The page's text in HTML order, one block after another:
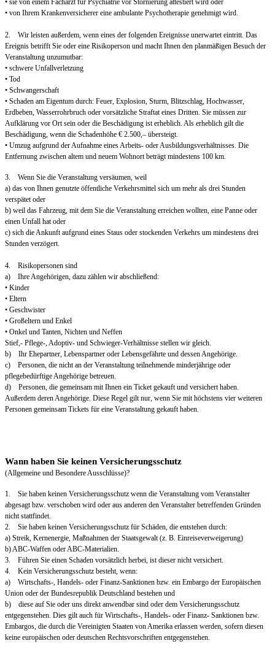
• sie von einem Facharzt für Psychiatrie vor Stornierung attestiert wird oder
• von Ihrem Krankenversicherer eine ambulante Psychotherapie genehmigt wird.
2. Wir leisten außerdem, wenn eines der folgenden Ereignisse unerwartet eintritt. Das
Ereignis betrifft Sie oder eine Risikoperson und macht Ihnen den planmäßigen Besuch der
Veranstaltung unzumutbar:
• schwere Unfallverletzung
• Tod
• Schwangerschaft
• Schaden am Eigentum durch: Feuer, Explosion, Sturm, Blitzschlag, Hochwasser,
Erdbeben, Wasserrohrbruch oder vorsätzliche Straftat eines Dritten. Sie müssen zur
Aufklärung vor Ort sein oder die Beschädigung ist erheblich. Als erheblich gilt die
Beschädigung, wenn die Schadenhöhe € 2.500,– übersteigt.
• Umzug aufgrund der Aufnahme eines Arbeits- oder Ausbildungsverhältnisses. Die
Entfernung zwischen altem und neuem Wohnort beträgt mindestens 100 km.
3. Wenn Sie die Veranstaltung versäumen, weil
a) das von Ihnen genutzte öffentliche Verkehrsmittel sich um mehr als drei Stunden
verspätet oder
b) weil das Fahrzeug, mit dem Sie die Veranstaltung erreichen wollten, eine Panne oder
einen Unfall hat oder
c) sich die Ankunft aufgrund eines Staus oder stockenden Verkehrs um mindestens drei
Stunden verzögert.
4. Risikopersonen sind
a) Ihre Angehörigen, dazu zählen wir abschließend:
• Kinder
• Eltern
• Geschwister
• Großeltern und Enkel
• Onkel und Tanten, Nichten und Neffen
Stief,- Pflege-, Adoptiv- und Schwieger-Verhältnisse stellen wir gleich.
b) Ihr Ehepartner, Lebenspartner oder Lebensgefährte und dessen Angehörige.
c) Personen, die nicht an der Veranstaltung teilnehmende minderjährige oder
pflegebedürftige Angehörige betreuen.
d) Personen, die gemeinsam mit Ihnen ein Ticket gekauft und versichert haben.
Außerdem deren Angehörige. Diese Regel gilt nur, wenn Sie mit höchstens vier weiteren
Personen gemeinsam Tickets für eine Veranstaltung gekauft haben.
Wann haben Sie keinen Versicherungsschutz
(Allgemeine und Besondere Ausschlüsse)?
1. Sie haben keinen Versicherungsschutz wenn die Veranstaltung vom Veranstalter
abgesagt bzw. verschoben wird oder aus anderen den Veranstalter betreffenden Gründen
nicht stattfindet.
2. Sie haben keinen Versicherungsschutz für Schäden, die entstehen durch:
a) Streik, Kernenergie, Maßnahmen der Staatsgewalt (z. B. Einreiseverweigerung)
b) ABC-Waffen oder ABC-Materialien.
3. Führen Sie einen Schaden vorsätzlich herbei, ist dieser nicht versichert.
4. Kein Versicherungsschutz besteht, wenn:
a) Wirtschafts-, Handels- oder Finanz-Sanktionen bzw. ein Embargo der Europäischen
Union oder der Bundesrepublik Deutschland bestehen und
b) diese auf Sie oder uns direkt anwendbar sind oder dem Versicherungsschutz
entgegenstehen. Dies gilt auch für Wirtschafts-, Handels- oder Finanz- Sanktionen bzw.
Embargos, die durch die Vereinigten Staaten von Amerika erlassen werden, sofern diesen
keine europäischen oder deutschen Rechtsvorschriften entgegenstehen.